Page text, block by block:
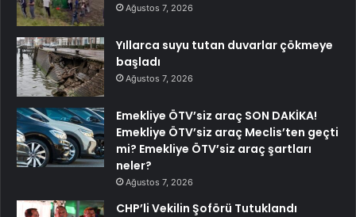
Ağustos 7, 2026
Yıllarca suyu tutan duvarlar çökmeye
başladı
Ağustos 7, 2026
Emekliye ÖTV’siz araç SON DAKİKA!
Emekliye ÖTV’siz araç Meclis’ten geçti
mi? Emekliye ÖTV’siz araç şartları
neler?
Ağustos 7, 2026
CHP’li Vekilin Şoförü Tutuklandı